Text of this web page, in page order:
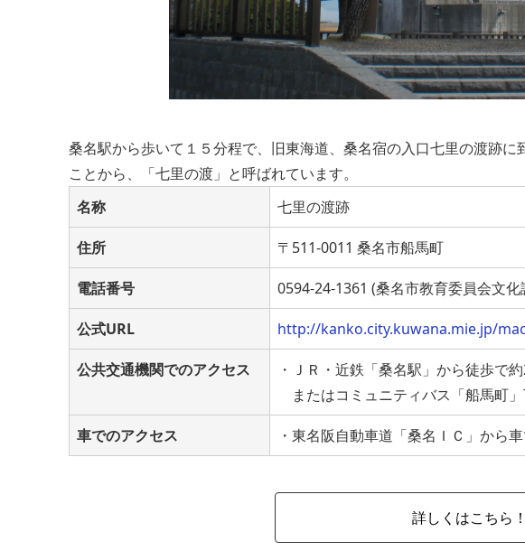
桑名駅から歩いて１５分程で、旧東海道、桑名宿の入口七里の渡跡
ことから、「七里の渡」と呼ばれています。
名称
七里の渡跡
住所 〒511-0011 桑名市船馬町
電話番号 0594-24-1361 (桑名市教育委員会文化
公式URL http://kanko.city.kuwana.mie.jp/
公共交通機関でのアクセス
・ＪＲ・近鉄「桑名駅」から徒歩で
またはコミュニティバス「船馬町
車でのアクセス ・東名阪自動車道「桑名ＩＣ」から
詳しくはこちら！